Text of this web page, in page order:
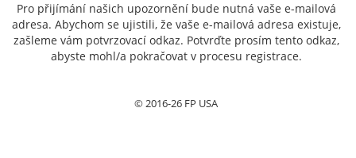
Pro přijímání našich upozornění bude nutná vaše e-mailová
adresa. Abychom se ujistili, že vaše e-mailová adresa existuje,
zašleme vám potvrzovací odkaz. Potvrďte prosím tento odkaz,
abyste mohl/a pokračovat v procesu registrace.
© 2016-26 FP USA